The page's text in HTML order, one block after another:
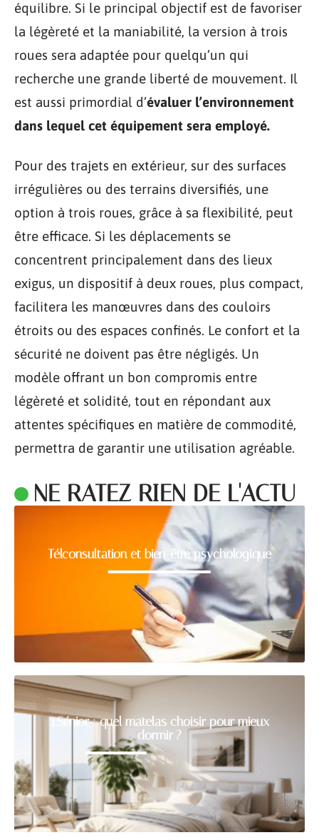
équilibre. Si le principal objectif est de favoriser
la légèreté et la maniabilité, la version à trois
roues sera adaptée pour quelqu’un qui
recherche une grande liberté de mouvement. Il
est aussi primordial d’évaluer l’environnement
dans lequel cet équipement sera employé.
Pour des trajets en extérieur, sur des surfaces
irrégulières ou des terrains diversifiés, une
option à trois roues, grâce à sa flexibilité, peut
être efficace. Si les déplacements se
concentrent principalement dans des lieux
exigus, un dispositif à deux roues, plus compact,
facilitera les manœuvres dans des couloirs
étroits ou des espaces confinés. Le confort et la
sécurité ne doivent pas être négligés. Un
modèle offrant un bon compromis entre
légèreté et solidité, tout en répondant aux
attentes spécifiques en matière de commodité,
permettra de garantir une utilisation agréable.
NE RATEZ RIEN DE L'ACTU
Télconsultation et bien-être psychologique
1.Sénior : quel matelas choisir pour mieux
dormir ?